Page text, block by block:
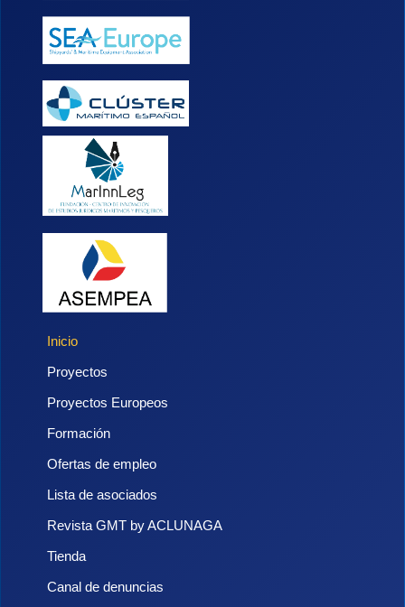
Inicio
Proyectos
Proyectos Europeos
Formación
Ofertas de empleo
Lista de asociados
Revista GMT by ACLUNAGA
Tienda
Canal de denuncias